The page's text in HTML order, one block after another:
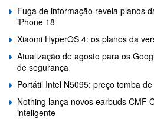
Fuga de informação revela planos
iPhone 18
Xiaomi HyperOS 4: os planos da
Atualização de agosto para os
de segurança
Portátil Intel N5095: preço tomba
Nothing lança novos earbuds CMF
inteligente